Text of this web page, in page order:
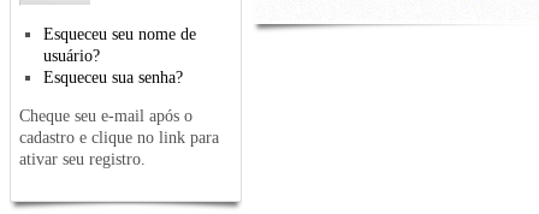
Esqueceu seu nome de
usuário?
Esqueceu sua senha?
Cheque seu e-mail após o
cadastro e clique no link para
ativar seu registro.